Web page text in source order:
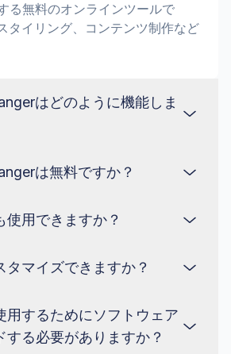
る無料のオンラインツールで
タイリング、コンテンツ制作など
はどのように機能しま
は高度なアルゴリズムを使用
衣装を選択したら、あとはAIが
は無料ですか？
Changerは完全に無料です。追
使用できますか？
真で最も効果的に動作します。最
ください。
タマイズできますか？
動選択ツールを使用して衣装を
色やスタイルを調整することもで
用するためにソフトウェア
する必要がありますか？